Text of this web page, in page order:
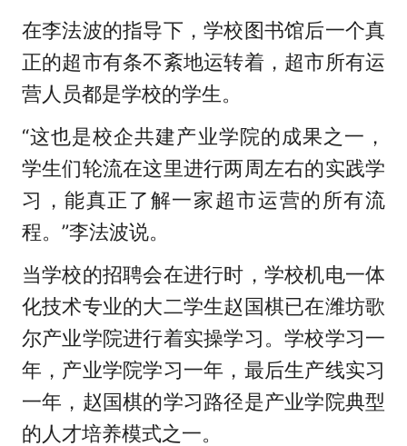
在李法波的指导下，学校图书馆后一个真
正的超市有条不紊地运转着，超市所有运
营人员都是学校的学生。
“这也是校企共建产业学院的成果之一，
学生们轮流在这里进行两周左右的实践学
习，能真正了解一家超市运营的所有流
程。”李法波说。
当学校的招聘会在进行时，学校机电一体
化技术专业的大二学生赵国棋已在潍坊歌
尔产业学院进行着实操学习。学校学习一
年，产业学院学习一年，最后生产线实习
一年，赵国棋的学习路径是产业学院典型
的人才培养模式之一。